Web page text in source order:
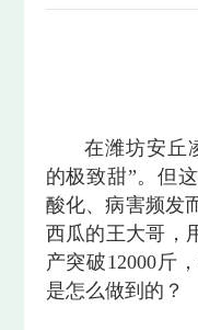
在潍坊安丘
的极致甜”。但
酸化、病害频发
西瓜的王大哥，
产突破12000斤
是怎么做到的？